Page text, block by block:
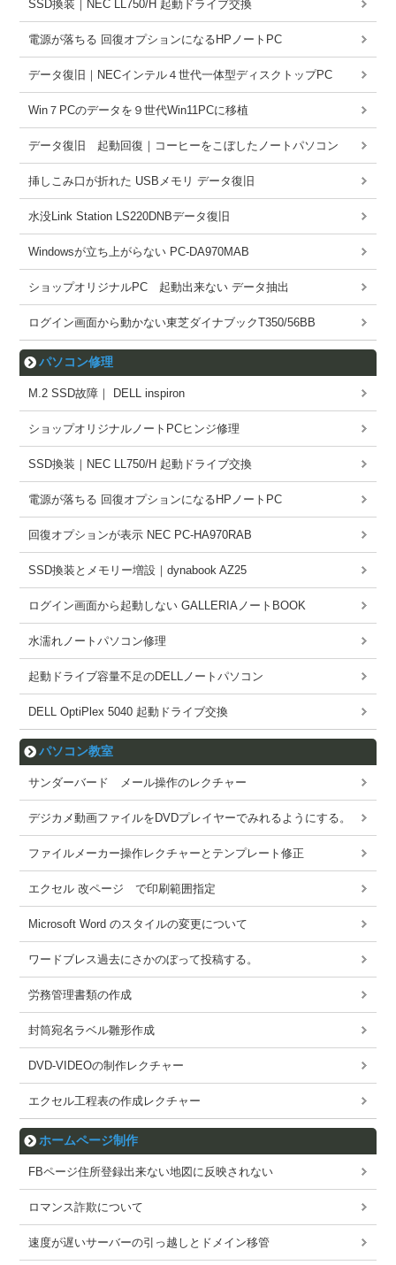
SSD換装｜NEC LL750/H 起動ドライブ交換
電源が落ちる 回復オプションになるHPノートPC
データ復旧｜NECインテル４世代一体型ディスクトップPC
Win７PCのデータを９世代Win11PCに移植
データ復旧 起動回復｜コーヒーをこぼしたノートパソコン
挿しこみ口が折れた USBメモリ データ復旧
水没Link Station LS220DNBデータ復旧
Windowsが立ち上がらない PC-DA970MAB
ショップオリジナルPC 起動出来ない データ抽出
ログイン画面から動かない東芝ダイナブックT350/56BB
パソコン修理
M.2 SSD故障｜ DELL inspiron
ショップオリジナルノートPCヒンジ修理
SSD換装｜NEC LL750/H 起動ドライブ交換
電源が落ちる 回復オプションになるHPノートPC
回復オプションが表示 NEC PC-HA970RAB
SSD換装とメモリー増設｜dynabook AZ25
ログイン画面から起動しない GALLERIAノートBOOK
水濡れノートパソコン修理
起動ドライブ容量不足のDELLノートパソコン
DELL OptiPlex 5040 起動ドライブ交換
パソコン教室
サンダーバード メール操作のレクチャー
デジカメ動画ファイルをDVDプレイヤーでみれるようにする。
ファイルメーカー操作レクチャーとテンプレート修正
エクセル 改ページ で印刷範囲指定
Microsoft Word のスタイルの変更について
ワードブレス過去にさかのぼって投稿する。
労務管理書類の作成
封筒宛名ラベル雛形作成
DVD-VIDEOの制作レクチャー
エクセル工程表の作成レクチャー
ホームページ制作
FBページ住所登録出来ない地図に反映されない
ロマンス詐欺について
速度が遅いサーバーの引っ越しとドメイン移管